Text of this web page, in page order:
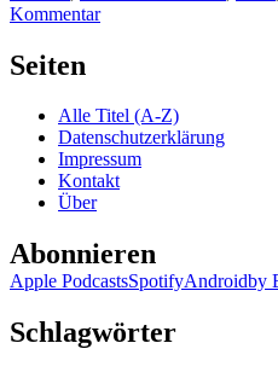
Kommentarzu
Herbert
Schröger
–
Anpfiff
Seiten
Alle Titel (A-Z)
Datenschutzerklärung
Impressum
Kontakt
Über
Abonnieren
Apple PodcastsSpotifyAndroidby
Schlagwörter